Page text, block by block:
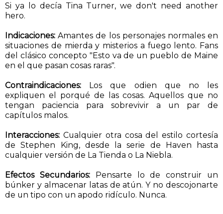
Si ya lo decía Tina Turner, we don't need another
hero.
Indicaciones: Amantes de los personajes normales en
situaciones de mierda y misterios a fuego lento. Fans
del clásico concepto "Esto va de un pueblo de Maine
en el que pasan cosas raras".
Contraindicaciones: Los que odien que no les
expliquen el porqué de las cosas. Aquellos que no
tengan paciencia para sobrevivir a un par de
capítulos malos.
Interacciones: Cualquier otra cosa del estilo cortesía
de Stephen King, desde la serie de Haven hasta
cualquier versión de La Tienda o La Niebla.
Efectos Secundarios:Pensarte lo de construir un
búnker y almacenar latas de atún. Y no descojonarte
de un tipo con un apodo ridículo. Nunca.